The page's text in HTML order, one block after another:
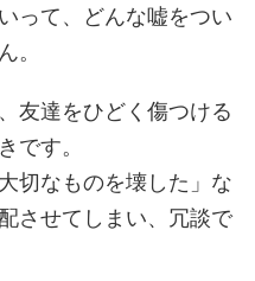
って、どんな嘘をつい
。
友達をひどく傷つける
です。
切なものを壊した」な
させてしまい、冗談で